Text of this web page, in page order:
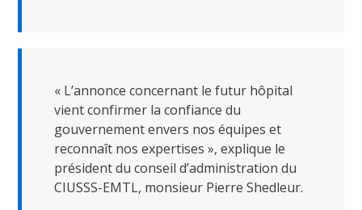
« L’annonce concernant le futur hôpital
vient confirmer la confiance du
gouvernement envers nos équipes et
reconnaît nos expertises », explique le
président du conseil d’administration du
CIUSSS-EMTL, monsieur Pierre Shedleur.